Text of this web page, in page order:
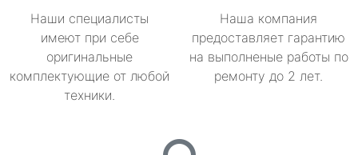
Наши специалисты
имеют при себе
оригинальные
комплектующие от любой
техники.
Наша компания
предоставляет гарантию
на выполненые работы по
ремонту до 2 лет.